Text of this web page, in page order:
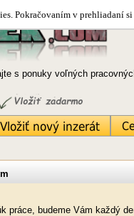
Pokračovaním v prehliadaní
s ponuky voľných
práce, budeme Vám každý